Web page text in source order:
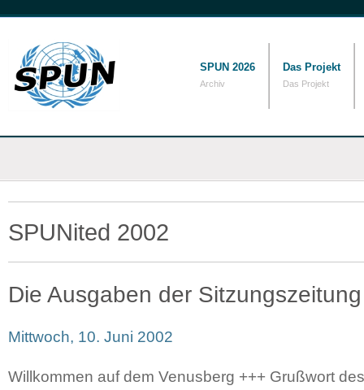
SPUN 2026
Archiv
Das Projekt
Das Projekt
SPUNited 2002
Die Ausgaben der Sitzungszeitung
Mittwoch, 10. Juni 2002
Willkommen auf dem Venusberg +++ Grußwort